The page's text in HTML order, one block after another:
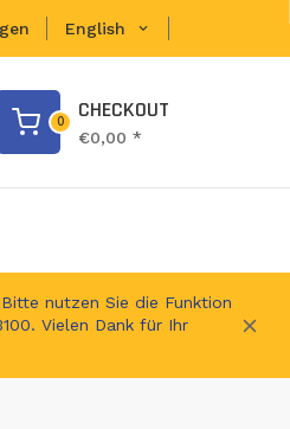
English
0 CHECKOUT
€0,00 *
nutzen Sie die Funktion
Vielen Dank für Ihr